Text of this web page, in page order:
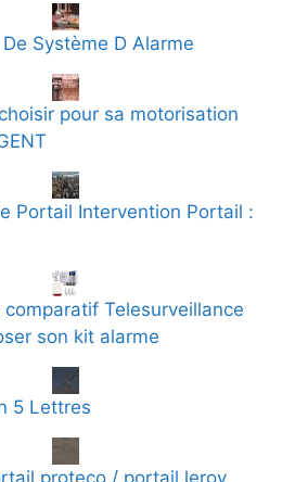
Système D Alarme
pour sa motorisation
Portail Intervention Portail :
Telesurveillance
son kit alarme
5 Lettres